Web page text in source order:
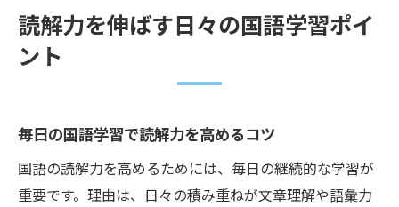
読解力を伸ばす日々の国語学習ポイ
ント
毎日の国語学習で読解力を高めるコツ
国語の読解力を高めるためには、毎日の継続的な学習が
重要です。理由は、日々の積み重ねが文章理解や語彙力